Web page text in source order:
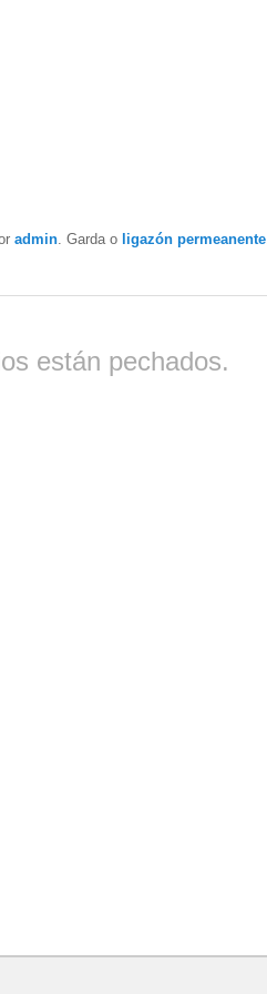
admin . Garda o ligazón permeanente
están pechados.